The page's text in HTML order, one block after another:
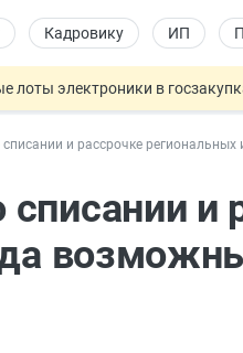
Кадровику ИП
лоты электроники в
сделках:
заменить банковской
и рассрочке
и